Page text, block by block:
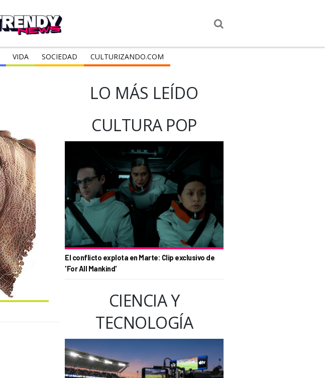
VIDA SOCIEDAD CULTURIZANDO.COM
LO MÁS LEÍDO
CULTURA POP
El conflicto explota en Marte: Clip exclusivo de
'For All Mankind'
CIENCIA Y
TECNOLOGÍA